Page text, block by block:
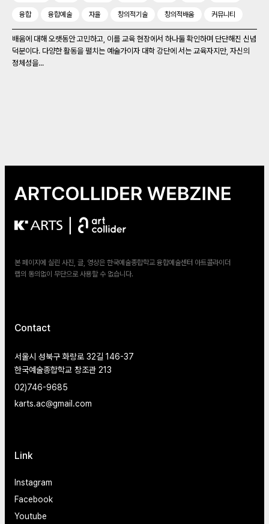
융합 융합예술 자율 창의적기술 창의적배움 커뮤니티
배움에 대해 오랫동안 고민하고, 이를 교육 현장에서 하나둘 확인하며 단단해진 신념
덕분이다. 다양한 활동을 펼치는 예술가이자 대학 강단에 서는 교육자지만, 자신의
정체성을...
본 페이지에 실린 사진, 글, 영상은 한국예술종합학교 융합예술센터 아트콜라이더
랩의 동의없이 무단으로 사용할 수 없습니다.
Contact
서울시 성북구 화랑로 32길 146-37
한국예술종합학교 창조관 213
02)746-9685
karts.ac@gmail.com
Link
Instagram
Facebook
Youtube